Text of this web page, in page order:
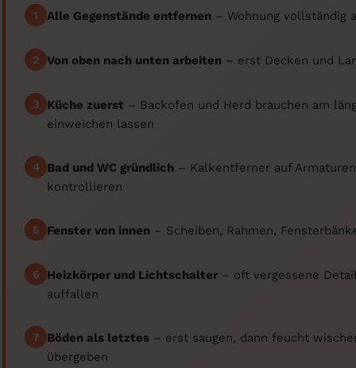
1 Alle Gegenstände entfernen – Wohnung vollständig
2 Von oben nach unten arbeiten – erst Decken und
3 Küche zuerst – Backofen und Herd brauchen am
einweichen lassen
4 Bad und WC gründlich – Kalkentferner auf
kontrollieren
5 Fenster von innen – Scheiben, Rahmen,
6 Heizkörper und Lichtschalter – oft vergessene
auffallen
7 Böden als letztes – erst saugen, dann feucht
übergeben